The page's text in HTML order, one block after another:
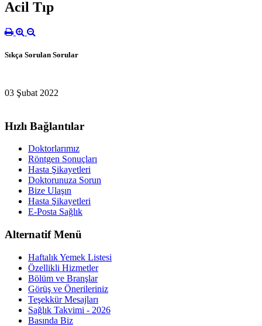
Acil Tıp
Sıkça Sorulan Sorular
03 Şubat 2022
Hızlı Bağlantılar
Doktorlarımız
Röntgen Sonuçları
Hasta Şikayetleri
Doktorunuza Sorun
Bize Ulaşın
Hasta Şikayetleri
E-Posta Sağlık
Alternatif Menü
Haftalık Yemek Listesi
Özellikli Hizmetler
Bölüm ve Branşlar
Görüş ve Önerileriniz
Teşekkür Mesajları
Sağlık Takvimi - 2026
Basında Biz